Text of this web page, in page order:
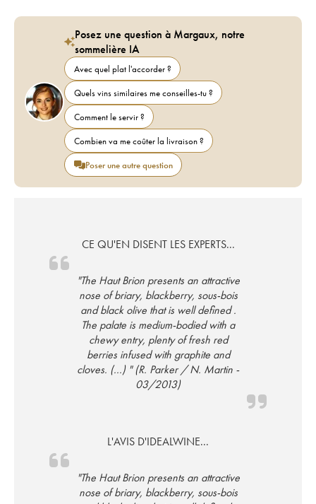
Posez une question à Margaux, notre
sommelière IA
Avec quel plat l'accorder ?
Quels vins similaires me conseilles-tu ?
Comment le servir ?
Combien va me coûter la livraison ?
Poser une autre question
CE QU'EN DISENT LES EXPERTS...
"The Haut Brion presents an attractive
nose of briary, blackberry, sous-bois
and black olive that is well defined .
The palate is medium-bodied with a
chewy entry, plenty of fresh red
berries infused with graphite and
cloves. (...) " (R. Parker / N. Martin -
03/2013)
L'AVIS D'IDEALWINE...
"The Haut Brion presents an attractive
nose of briary, blackberry, sous-bois